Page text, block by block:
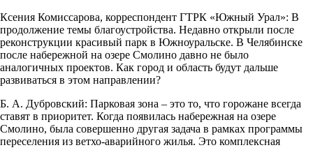
Ксения Комиссарова, корреспондент ГТРК «Южный Урал»: В
продолжение темы благоустройства. Недавно открыли после
реконструкции красивый парк в Южноуральске. В Челябинске
после набережной на озере Смолино давно не было
аналогичных проектов. Как город и область будут дальше
развиваться в этом направлении?
Б. А. Дубровский: Парковая зона – это то, что горожане всегда
ставят в приоритет. Когда появилась набережная на озере
Смолино, была совершенно другая задача в рамках программы
переселения из ветхо-аварийного жилья. Это комплексная